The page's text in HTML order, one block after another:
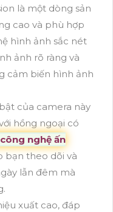
là một dòng sản
cao và phù hợp
hình ảnh sắc nét
ảnh rõ ràng và
cảm biến hình ảnh
của camera này
hồng ngoại có
nghệ ấn
bạn theo dõi và
lẫn đêm mà
xuất cao, đáp